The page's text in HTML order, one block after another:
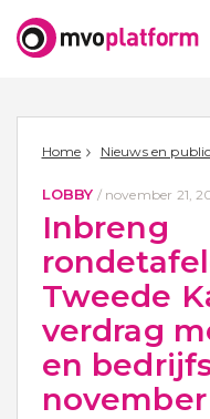
Home Nieuws en
LOBBY / november 21,
Inbreng
Tweede
verdrag
en
november